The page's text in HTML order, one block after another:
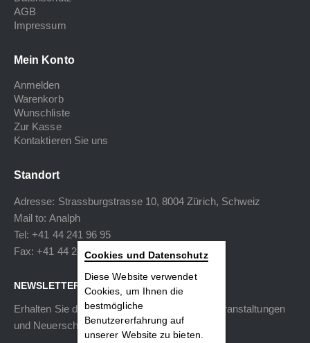
AGB
Impressum
Mein Konto
Anmelden
Warenkorb
Wunschliste
Zur Kasse
Kontaktieren Sie uns
Standort
Adresse: Strassburgstrasse 10, 8004 Zürich, Schweiz
Mail to: Analph
Tel: +41 44 241 96 95
Fax: +41 44 240 34 40
NEWSLETTER
Erhalten Sie die neuesten Informationen zu Veranstaltungen
und Neuerscheinungen.
Cookies und Datenschutz
Diese Website verwendet
Cookies, um Ihnen die
bestmögliche
Benutzererfahrung auf
unserer Website zu bieten.